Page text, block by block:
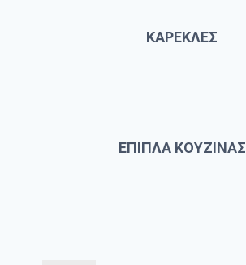
ΚΑΡΕΚΛΕΣ
ΕΠΙΠΛΑ ΚΟΥΖΙΝΑΣ